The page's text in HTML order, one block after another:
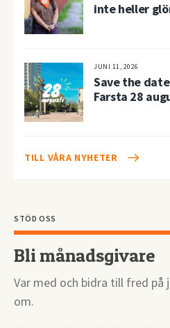
inte heller
JUNI 11, 2026
Save the
Farsta 28
TILL VÅRA NYHETER
STÖD OSS
Bli månadsgivare
Var med och bidra till fred på
om.